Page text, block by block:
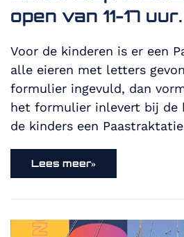
open van 11-17 uur.
Voor de kinderen is er een
alle eieren met letters
formulier ingevuld, dan
het formulier inlevert bij de
de kinders een
Lees meer»